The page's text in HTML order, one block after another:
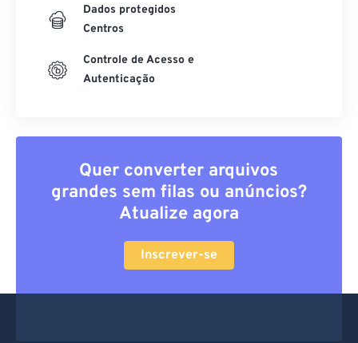
Dados protegidos
Centros
Controle de Acesso e
Autenticação
Quer converter arquivos
grandes sem filas ou anúncios?
Atualize agora
Inscrever-se